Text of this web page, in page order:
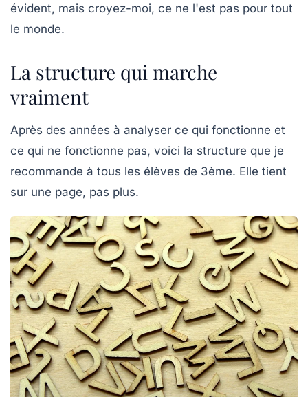
évident, mais croyez-moi, ce ne l'est pas pour tout
le monde.
La structure qui marche
vraiment
Après des années à analyser ce qui fonctionne et
ce qui ne fonctionne pas, voici la structure que je
recommande à tous les élèves de 3ème. Elle tient
sur une page, pas plus.